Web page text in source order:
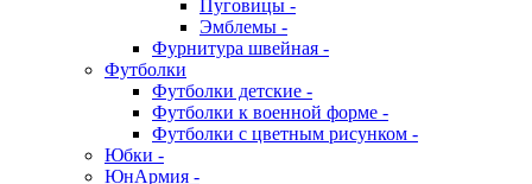
Пуговицы -
Эмблемы -
Фурнитура швейная -
Футболки
Футболки детские -
Футболки к военной форме -
Футболки с цветным рисунком -
Юбки -
ЮнАрмия -